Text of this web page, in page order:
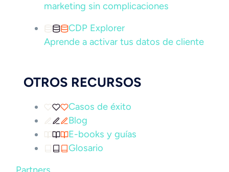
marketing sin complicaciones
CDP Explorer
Aprende a activar tus datos de cliente
OTROS RECURSOS
Casos de éxito
Blog
E-books y guías
Glosario